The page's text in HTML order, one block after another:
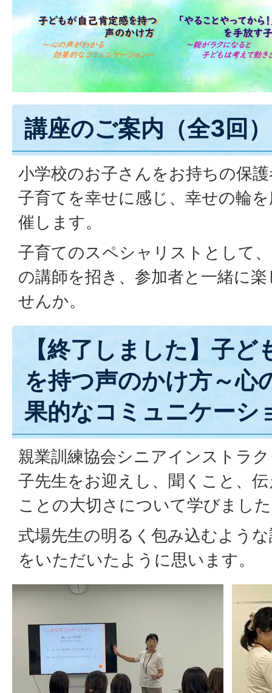
講座のご案内（全3回）
小学校のお子さんをお持ちの保
子育てを幸せに感じ、幸せの輪
催します。
子育てのスペシャリストとして
の講師を招き、参加者と一緒に
せんか。
【終了しました】子
を持つ声のかけ方～心
果的なコミュニケーシ
親業訓練協会シニアインストラ
子先生をお迎えし、聞くこと、
ことの大切さについて学びまし
式場先生の明るく包み込むよう
をいただいたように思います。